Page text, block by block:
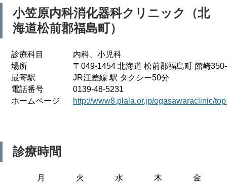
小笠原内科消化器科クリニック（北
海道松前郡福島町）
診療科目
内科、小児科
場所
〒049-1454 北海道 松前郡福島町 館崎
最寄駅
JR江差線 駅 タクシー50分
電話番号
0139-48-5231
ホームページ
http://www8.plala.or.jp/ogasawaraclinic/
診療時間
月 火 水 木
金